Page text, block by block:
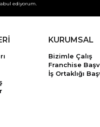
ediyorum.
KURUMSAL
Bizimle Çalış
Franchise
İş Ortaklığı